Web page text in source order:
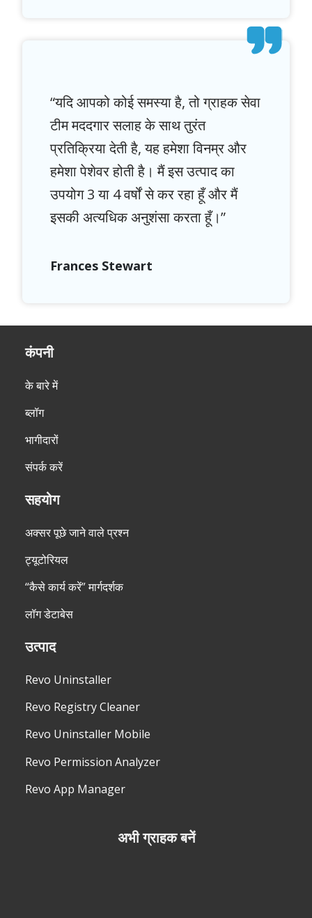
“यदि आपको कोई समस्या है, तो ग्राहक सेवा
टीम मददगार सलाह के साथ तुरंत
प्रतिक्रिया देती है, यह हमेशा विनम्र और
हमेशा पेशेवर होती है। मैं इस उत्पाद का
उपयोग 3 या 4 वर्षों से कर रहा हूँ और मैं
इसकी अत्यधिक अनुशंसा करता हूँ।”
Frances Stewart
कंपनी
के बारे में
ब्लॉग
भागीदारों
संपर्क करें
सहयोग
अक्सर पूछे जाने वाले प्रश्न
ट्यूटोरियल
“कैसे कार्य करें” मार्गदर्शक
लॉग डेटाबेस
उत्पाद
Revo Uninstaller
Revo Registry Cleaner
Revo Uninstaller Mobile
Revo Permission Analyzer
Revo App Manager
अभी ग्राहक बनें